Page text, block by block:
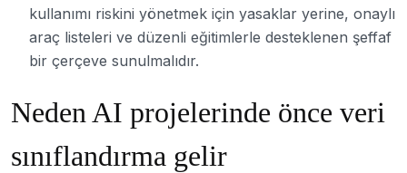
kullanımı riskini yönetmek için yasaklar yerine, onaylı
araç listeleri ve düzenli eğitimlerle desteklenen şeffaf
bir çerçeve sunulmalıdır.
Neden AI projelerinde önce veri
sınıflandırma gelir